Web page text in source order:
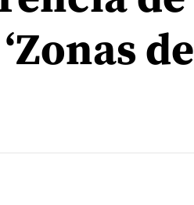
de